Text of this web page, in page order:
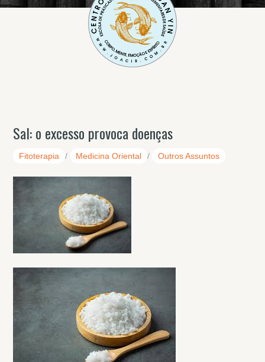
Sal: o excesso provoca doenças
Fitoterapia / Medicina Oriental / Outros Assuntos